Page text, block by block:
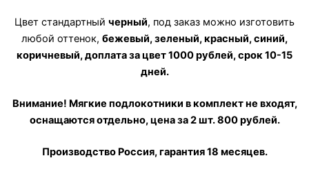
Цвет стандартный черный, под заказ можно изготовить
любой оттенок, бежевый, зеленый, красный, синий,
коричневый, доплата за цвет 1000 рублей, срок 10-15
дней.
Внимание! Мягкие подлокотники в комплект не входят,
оснащаются отдельно, цена за 2 шт. 800 рублей.
Производство Россия, гарантия 18 месяцев.